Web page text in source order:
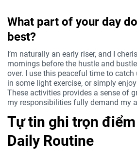
What part of your day
best?
I’m naturally an early riser, and I
mornings before the hustle and
over. I use this peaceful time to catch
in some light exercise, or simply
These activities provides a sense of
my responsibilities fully demand my
Tự tin ghi trọn
Daily Routine